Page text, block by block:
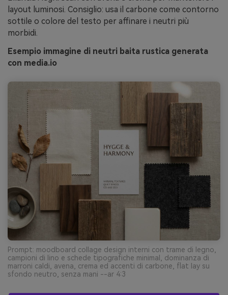
layout luminosi. Consiglio: usa il carbone come contorno
sottile o colore del testo per affinare i neutri più
morbidi.
Esempio immagine di neutri baita rustica generata
con media.io
Prompt: moodboard collage design interni con trame di legno,
campioni di lino e schede tipografiche minimal, dominanza di
marroni caldi, avena, crema ed accenti di carbone, flat lay su
sfondo neutro, senza mani --ar 4:3